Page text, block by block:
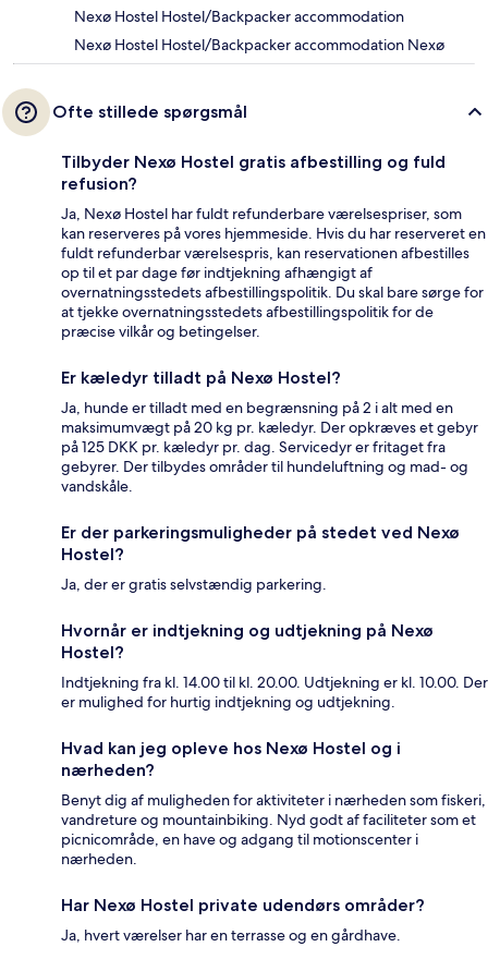
Nexø Hostel Hostel/Backpacker accommodation
Nexø Hostel Hostel/Backpacker accommodation Nexø
Ofte stillede spørgsmål
Tilbyder Nexø Hostel gratis afbestilling og fuld
refusion?
Ja, Nexø Hostel har fuldt refunderbare værelsespriser, som
kan reserveres på vores hjemmeside. Hvis du har reserveret en
fuldt refunderbar værelsespris, kan reservationen afbestilles
op til et par dage før indtjekning afhængigt af
overnatningsstedets afbestillingspolitik. Du skal bare sørge for
at tjekke overnatningsstedets afbestillingspolitik for de
præcise vilkår og betingelser.
Er kæledyr tilladt på Nexø Hostel?
Ja, hunde er tilladt med en begrænsning på 2 i alt med en
maksimumvægt på 20 kg pr. kæledyr. Der opkræves et gebyr
på 125 DKK pr. kæledyr pr. dag. Servicedyr er fritaget fra
gebyrer. Der tilbydes områder til hundeluftning og mad- og
vandskåle.
Er der parkeringsmuligheder på stedet ved Nexø
Hostel?
Ja, der er gratis selvstændig parkering.
Hvornår er indtjekning og udtjekning på Nexø
Hostel?
Indtjekning fra kl. 14.00 til kl. 20.00. Udtjekning er kl. 10.00. Der
er mulighed for hurtig indtjekning og udtjekning.
Hvad kan jeg opleve hos Nexø Hostel og i
nærheden?
Benyt dig af muligheden for aktiviteter i nærheden som fiskeri,
vandreture og mountainbiking. Nyd godt af faciliteter som et
picnicområde, en have og adgang til motionscenter i
nærheden.
Har Nexø Hostel private udendørs områder?
Ja, hvert værelser har en terrasse og en gårdhave.